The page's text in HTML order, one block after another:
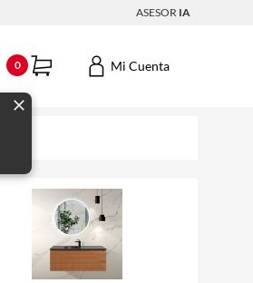
ASESOR IA
0 Mi Cuenta